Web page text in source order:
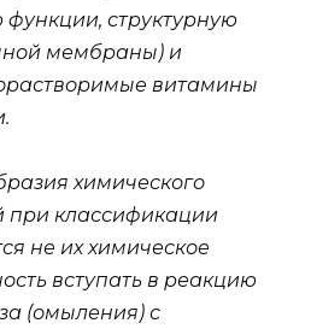
структурную
мембраны) и
витамины
химического
при классификации
не их химическое
вступать в реакцию
(омыления) с